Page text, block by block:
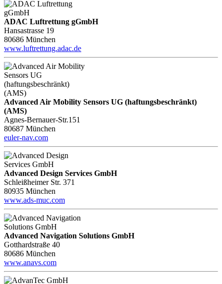
ADAC Luftrettung gGmbH
Hansastrasse 19
80686 München
www.luftrettung.adac.de
Advanced Air Mobility Sensors UG (haftungsbeschränkt)
(AMS)
Agnes-Bernauer-Str.151
80687 München
euler-nav.com
Advanced Design Services GmbH
Schleißheimer Str. 371
80935 München
www.ads-muc.com
Advanced Navigation Solutions GmbH
Gotthardstraße 40
80686 München
www.anavs.com